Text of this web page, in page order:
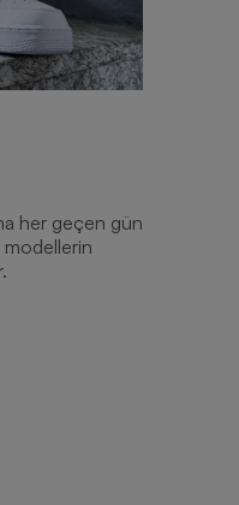
her geçen gün
modellerin